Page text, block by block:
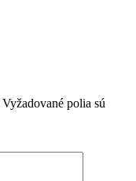
Vyžadované polia sú